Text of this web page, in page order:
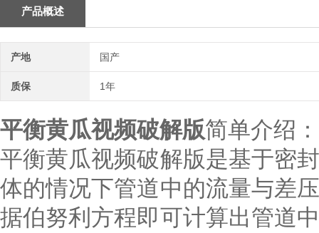
产品概述
产地 国产
质保 1年
平衡黄瓜视频破解版简单介绍：
平衡黄瓜视频破解版是基于密
体的情况下管道中的流量与差
据伯努利方程即可计算出管道